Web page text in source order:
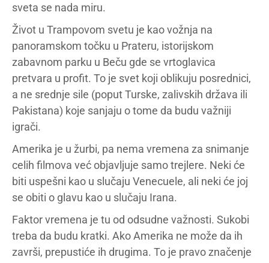
sveta se nada miru.
Život u Trampovom svetu je kao vožnja na
panoramskom točku u Prateru, istorijskom
zabavnom parku u Beču gde se vrtoglavica
pretvara u profit. To je svet koji oblikuju posrednici,
a ne srednje sile (poput Turske, zalivskih država ili
Pakistana) koje sanjaju o tome da budu važniji
igrači.
Amerika je u žurbi, pa nema vremena za snimanje
celih filmova već objavljuje samo trejlere. Neki će
biti uspešni kao u slučaju Venecuele, ali neki će joj
se obiti o glavu kao u slučaju Irana.
Faktor vremena je tu od odsudne važnosti. Sukobi
treba da budu kratki. Ako Amerika ne može da ih
završi, prepustiće ih drugima. To je pravo značenje